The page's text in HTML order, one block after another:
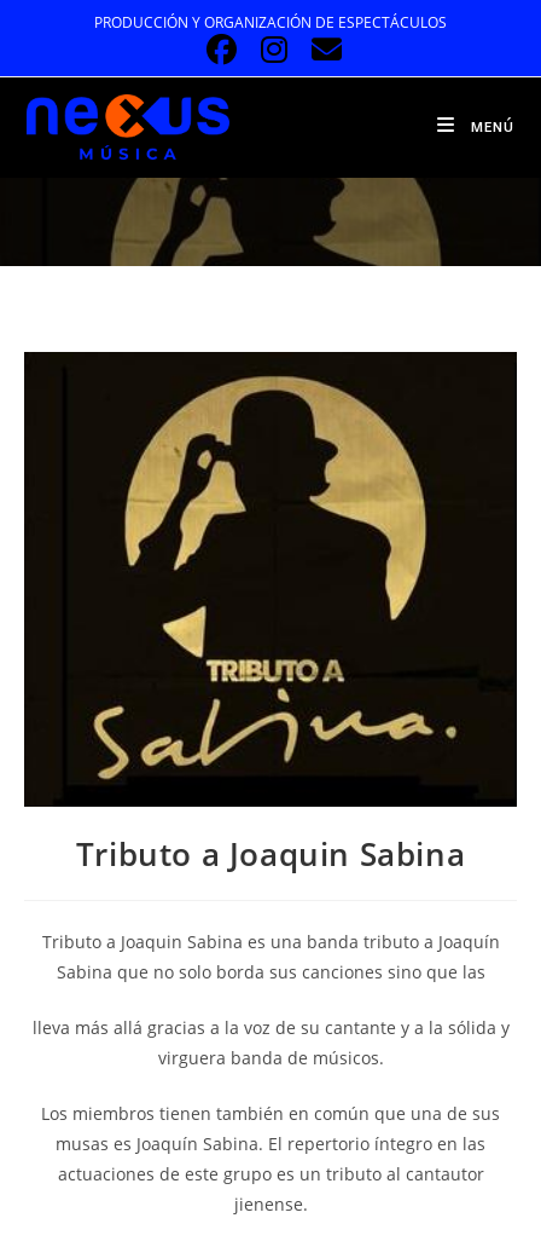
contenido
PRODUCCIÓN Y ORGANIZACIÓN DE ESPECTÁCULOS
MENÚ
Tributo a Joaquin Sabina
Tributo a Joaquin Sabina es una banda tributo a Joaquín
Sabina que no solo borda sus canciones sino que las
lleva más allá gracias a la voz de su cantante y a la sólida y
virguera banda de músicos.
Los miembros tienen también en común que una de sus
musas es Joaquín Sabina. El repertorio íntegro en las
actuaciones de este grupo es un tributo al cantautor
jienense.